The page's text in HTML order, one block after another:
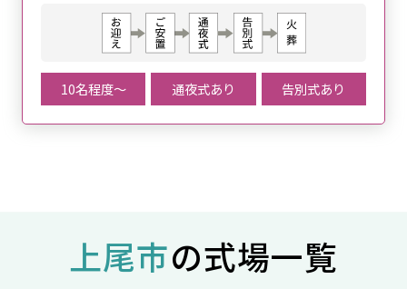
10名程度〜 通夜式あり 告別式あり
上尾市の式場一覧